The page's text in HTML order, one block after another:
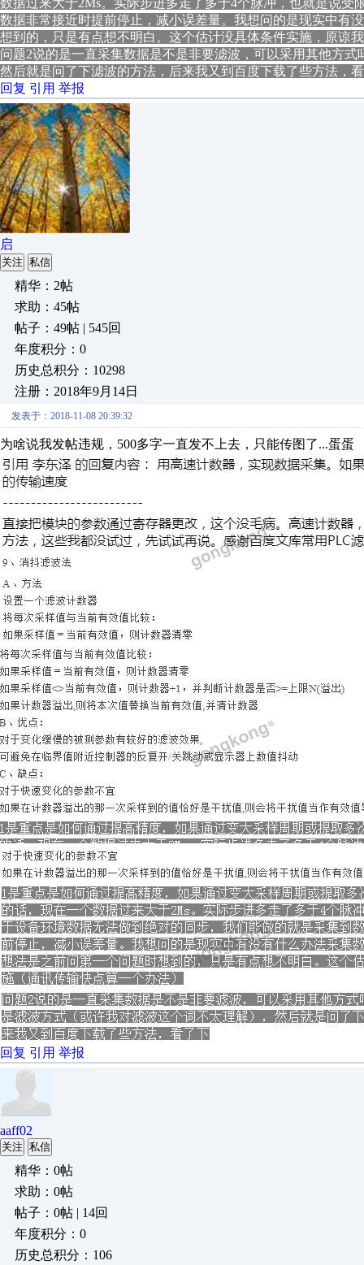
数据过来大于2Ms。实际步进多走了多于4个脉冲，也就是说
数据非常接近时提前停止，减小误差量。我想问的是现实中有
想到的，只是有点想不明白。这个估计没具体条件实施，原谅
问题2说的是一直采集数据是不是非要滤波，可以采用其他方
然后就是问了下滤波的方法，后来我又到百度下载了些方法，
回复 引用 举报
启
关注 私信
精华：2帖
求助：45帖
帖子：49帖 | 545回
年度积分：0
历史总积分：10298
注册：2018年9月14日
发表于：2018-11-08 20:39:32
为啥说我发帖违规，500多字一直发不上去，只能传图了...蛋蛋
回复 引用 举报
aaff02
关注 私信
精华：0帖
求助：0帖
帖子：0帖 | 14回
年度积分：0
历史总积分：106